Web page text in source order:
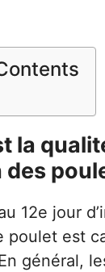
la
des
12e jour
poulet est
général,